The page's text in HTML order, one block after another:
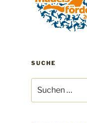
SUCHE
nach: